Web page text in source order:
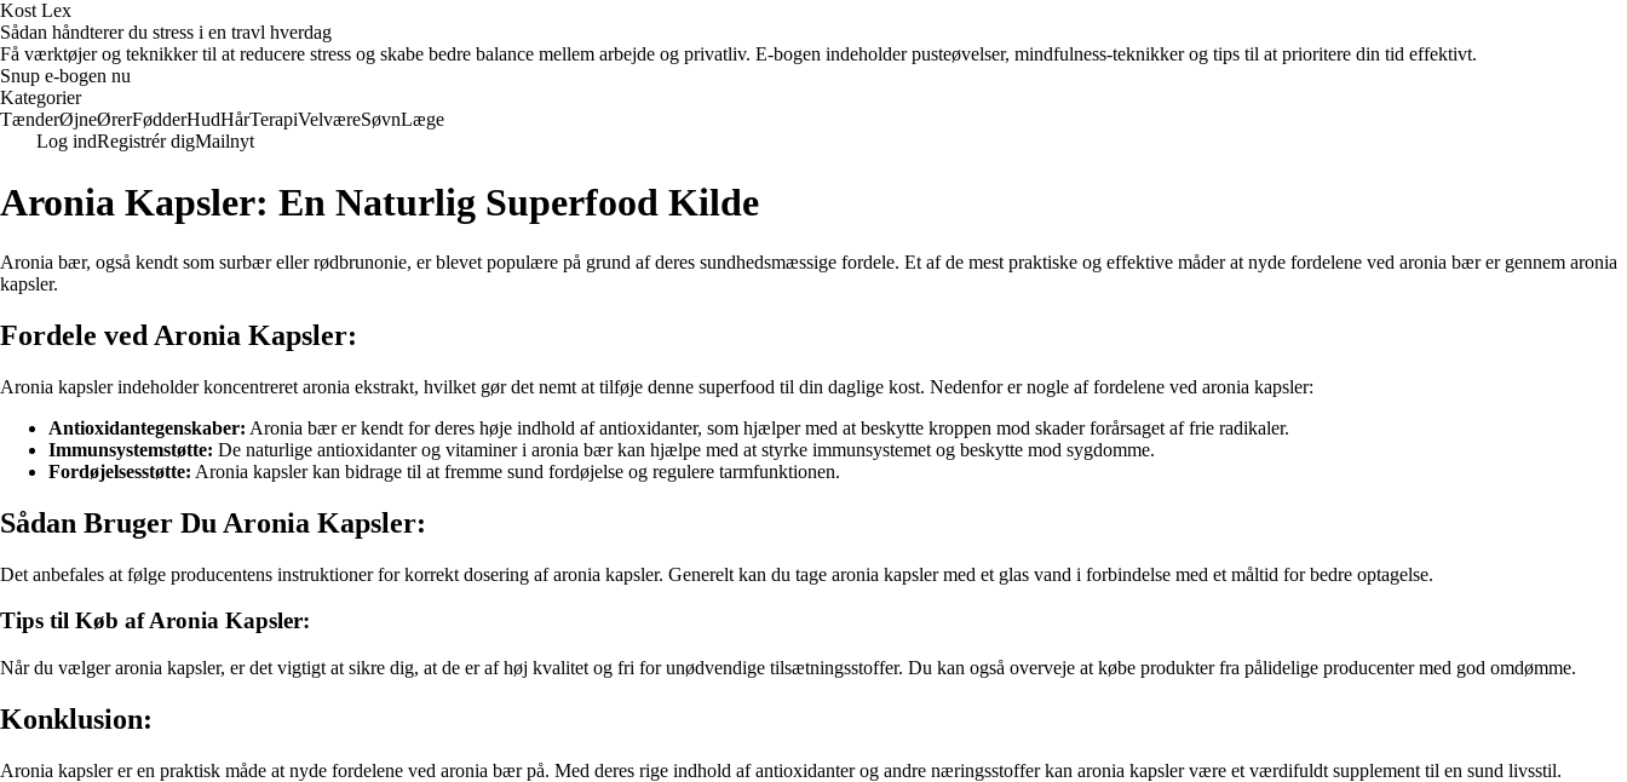
Kost Lex
Sådan håndterer du stress i en travl hverdag
Få værktøjer og teknikker til at reducere stress og skabe bedre balance mellem arbejde og privatliv. E-bogen indeholder pusteøvelser, mindfulness-teknikker og tips til at prioritere din tid effektivt.
Snup e-bogen nu
Kategorier
TænderØjneØrerFødderHudHårTerapiVelværeSøvnLæge
Log indRegistrér digMailnyt
Aronia Kapsler: En Naturlig Superfood Kilde
Aronia bær, også kendt som surbær eller rødbrunonie, er blevet populære på grund af deres sundhedsmæssige fordele. Et af de mest praktiske og effektive måder at nyde fordelene ved aronia bær er gennem aronia
kapsler.
Fordele ved Aronia Kapsler:
Aronia kapsler indeholder koncentreret aronia ekstrakt, hvilket gør det nemt at tilføje denne superfood til din daglige kost. Nedenfor er nogle af fordelene ved aronia kapsler:
Antioxidantegenskaber: Aronia bær er kendt for deres høje indhold af antioxidanter, som hjælper med at beskytte kroppen mod skader forårsaget af frie radikaler.
Immunsystemstøtte: De naturlige antioxidanter og vitaminer i aronia bær kan hjælpe med at styrke immunsystemet og beskytte mod sygdomme.
Fordøjelsesstøtte: Aronia kapsler kan bidrage til at fremme sund fordøjelse og regulere tarmfunktionen.
Sådan Bruger Du Aronia Kapsler:
Det anbefales at følge producentens instruktioner for korrekt dosering af aronia kapsler. Generelt kan du tage aronia kapsler med et glas vand i forbindelse med et måltid for bedre optagelse.
Tips til Køb af Aronia Kapsler:
Når du vælger aronia kapsler, er det vigtigt at sikre dig, at de er af høj kvalitet og fri for unødvendige tilsætningsstoffer. Du kan også overveje at købe produkter fra pålidelige producenter med god omdømme.
Konklusion:
Aronia kapsler er en praktisk måde at nyde fordelene ved aronia bær på. Med deres rige indhold af antioxidanter og andre næringsstoffer kan aronia kapsler være et værdifuldt supplement til en sund livsstil.